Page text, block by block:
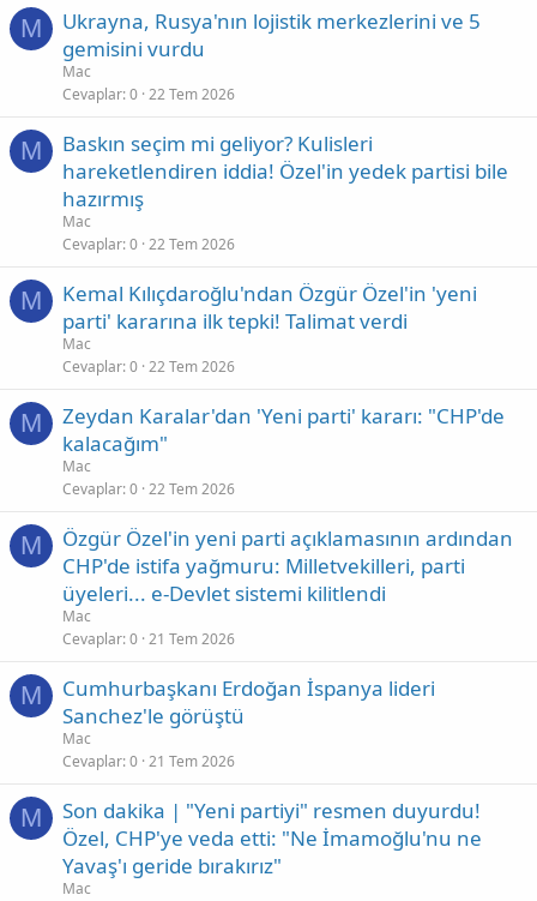
M
Ukrayna, Rusya'nın lojistik merkezlerini ve 5
gemisini vurdu
Mac
Cevaplar 0 22 Tem 2026
M
Baskın seçim mi geliyor? Kulisleri
hareketlendiren iddia! Özel'in yedek partisi bile
hazırmış
Mac
Cevaplar 0 22 Tem 2026
M
Kemal Kılıçdaroğlu'ndan Özgür Özel'in 'yeni
parti' kararına ilk tepki! Talimat verdi
Mac
Cevaplar 0 22 Tem 2026
M
Zeydan Karalar'dan 'Yeni parti' kararı: "CHP'de
kalacağım"
Mac
Cevaplar 0 22 Tem 2026
M
Özgür Özel'in yeni parti açıklamasının ardından
CHP'de istifa yağmuru: Milletvekilleri, parti
üyeleri... e-Devlet sistemi kilitlendi
Mac
Cevaplar 0 21 Tem 2026
M
Cumhurbaşkanı Erdoğan İspanya lideri
Sanchez'le görüştü
Mac
Cevaplar 0 21 Tem 2026
M
Son dakika | "Yeni partiyi" resmen duyurdu!
Özel, CHP'ye veda etti: "Ne İmamoğlu'nu ne
Yavaş'ı geride bırakırız"
Mac